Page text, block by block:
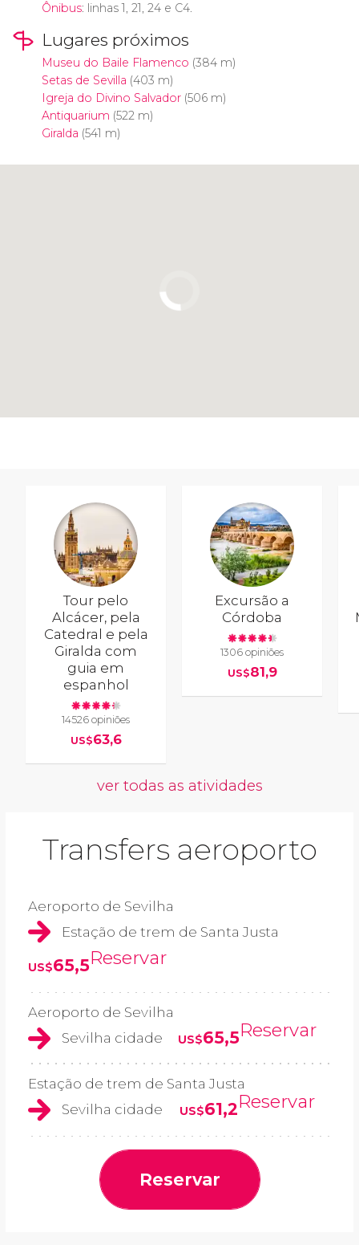
Ônibus: linhas 1, 21, 24 e C4.
Lugares próximos
Museu do Baile Flamenco (384 m)
Setas de Sevilla (403 m)
Igreja do Divino Salvador(506 m)
Antiquarium (522 m)
Giralda (541 m)
Tour pelo
Alcácer, pela
Catedral e pela
Giralda com
guia em
espanhol
14526 opiniões
US$63,6
Excursão a
Córdoba
1306 opiniões
US$81,9
ver todas as atividades
Transfers aeroporto
Aeroporto de Sevilha
Estação de trem de Santa Justa
US$65,5Reservar
Aeroporto de Sevilha
Sevilha cidade
US$65,5Reservar
Estação de trem de Santa Justa
Sevilha cidade
US$61,2Reservar
Reservar